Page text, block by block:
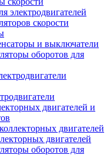
электродвигателей
скорости
и выключатели
оборотов для
двигателей и
двигателей
двигателей
оборотов для